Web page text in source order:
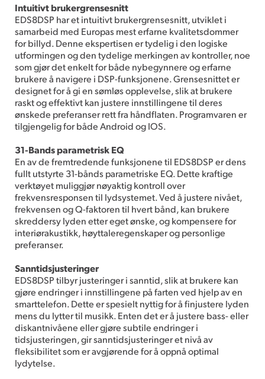
Intuitivt brukergrensesnitt
EDS8DSP har et intuitivt brukergrensesnitt, utviklet i
samarbeid med Europas mest erfarne kvalitetsdommer
for billyd. Denne ekspertisen er tydelig i den logiske
utformingen og den tydelige merkingen av kontroller, noe
som gjør det enkelt for både nybegynnere og erfarne
brukere å navigere i DSP-funksjonene. Grensesnittet er
designet for å gi en sømløs opplevelse, slik at brukere
raskt og effektivt kan justere innstillingene til deres
ønskede preferanser rett fra håndflaten. Programvaren er
tilgjengelig for både Android og IOS.
31-Bands parametrisk EQ
En av de fremtredende funksjonene til EDS8DSP er dens
fullt utstyrte 31-bånds parametriske EQ. Dette kraftige
verktøyet muliggjør nøyaktig kontroll over
frekvensresponsen til lydsystemet. Ved å justere nivået,
frekvensen og Q-faktoren til hvert bånd, kan brukere
skreddersy lyden etter eget ønske, og kompensere for
interiørakustikk, høyttaleregenskaper og personlige
preferanser.
Sanntidsjusteringer
EDS8DSP tilbyr justeringer i sanntid, slik at brukere kan
gjøre endringer i innstillingene på farten ved hjelp av en
smarttelefon. Dette er spesielt nyttig for å finjustere lyden
mens du lytter til musikk. Enten det er å justere bass- eller
diskantnivåene eller gjøre subtile endringer i
tidsjusteringen, gir sanntidsjusteringer et nivå av
fleksibilitet som er avgjørende for å oppnå optimal
lydytelse.